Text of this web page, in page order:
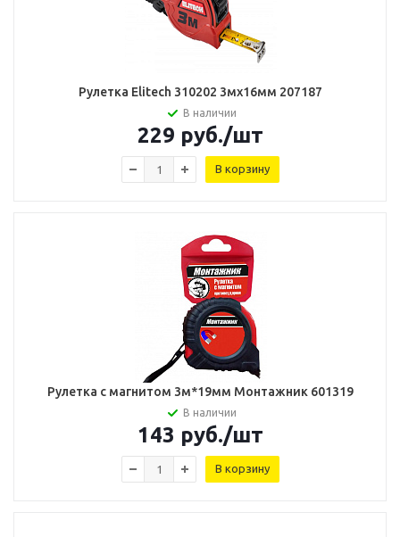
Рулетка Elitech 310202 3мх16мм 207187
В наличии
229 руб./шт
В корзину
Рулетка с магнитом 3м*19мм Монтажник 601319
В наличии
143 руб./шт
В корзину